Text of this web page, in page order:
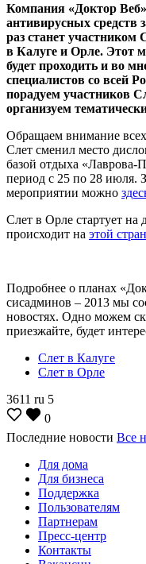
Компания «Доктор
антивирусных
раз станет участником
в Калуге и Орле. Этот
будет проходить и во
специалистов со всей
порадуем участников
организуем
Обращаем внимание
Слет сменил место
базой отдыха «Лаврова-
период с 25 по 28 июля.
мероприятии можно
Слет в Орле стартует на
происходит на этой
Подробнее о планах
сисадминов – 2013 мы
новостях. Одно можем
приезжайте, будет
Слет в Калуге
Слет в Орле
3611 ru 5
0
Последние новости Все
Для дома
Для бизнеса
Поддержка
Пользователям
Партнерам
Пресс-центр
Контакты